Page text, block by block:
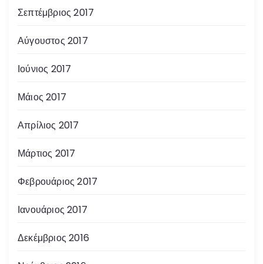
Σεπτέμβριος 2017
Αύγουστος 2017
Ιούνιος 2017
Μάιος 2017
Απρίλιος 2017
Μάρτιος 2017
Φεβρουάριος 2017
Ιανουάριος 2017
Δεκέμβριος 2016